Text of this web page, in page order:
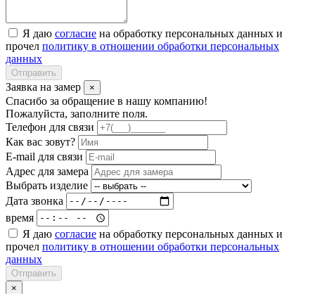
Я даю согласие на обработку персональных данных и
прочел политику в отношении обработки персональных
данных
Отправить
Заявка на замер ×
Спасибо за обращение в нашу компанию!
Пожалуйста, заполните поля.
Телефон для связи
Как вас зовут?
E-mail для связи
Адрес для замера
Выбрать изделие
Дата звонка
время
Я даю согласие на обработку персональных данных и
прочел политику в отношении обработки персональных
данных
Отправить
×